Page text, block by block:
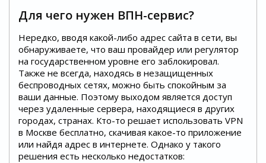
Для чего нужен ВПН-сервис?
Нередко, вводя какой-либо адрес сайта в сети, вы
обнаруживаете, что ваш провайдер или регулятор
на государственном уровне его заблокировал.
Также не всегда, находясь в незащищенных
беспроводных сетях, можно быть спокойным за
ваши данные. Поэтому выходом является доступ
через удаленные сервера, находящиеся в других
городах, странах. Кто-то решает использовать VPN
в Москве бесплатно, скачивая какое-то приложение
или найдя адрес в интернете. Однако у такого
решения есть несколько недостатков: